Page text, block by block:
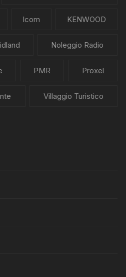
Icom KENWOOD
Noleggio Radio
PMR Proxel
Villaggio Turistico